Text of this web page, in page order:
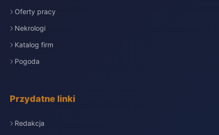
Oferty pracy
Nekrologi
Katalog firm
Pogoda
Przydatne linki
Redakcja